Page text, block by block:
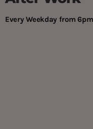
Every Weekday from